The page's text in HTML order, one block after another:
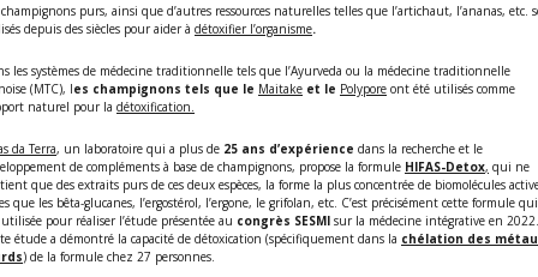
champignons purs, ainsi que d’autres ressources naturelles telles que l’artichaut, l’ananas, etc.
depuis des siècles pour aider à détoxifier l’organisme.
les systèmes de médecine traditionnelle tels que l’Ayurveda ou la médecine traditionnelle
(MTC), les champignons tels que le Maitake et le Polypore ont été utilisés comme
naturel pour la détoxification.
da Terra, un laboratoire qui a plus de 25 ans d’expérience dans la recherche et le
de compléments à base de champignons, propose la formule HIFAS-Detox, qui ne
que des extraits purs de ces deux espèces, la forme la plus concentrée de biomolécules
que les bêta-glucanes, l’ergostérol, l’ergone, le grifolan, etc. C’est précisément cette formule
pour réaliser l’étude présentée au congrès SESMI sur la médecine intégrative en 2022.
étude a démontré la capacité de détoxication (spécifiquement dans la chélation des
) de la formule chez 27 personnes.